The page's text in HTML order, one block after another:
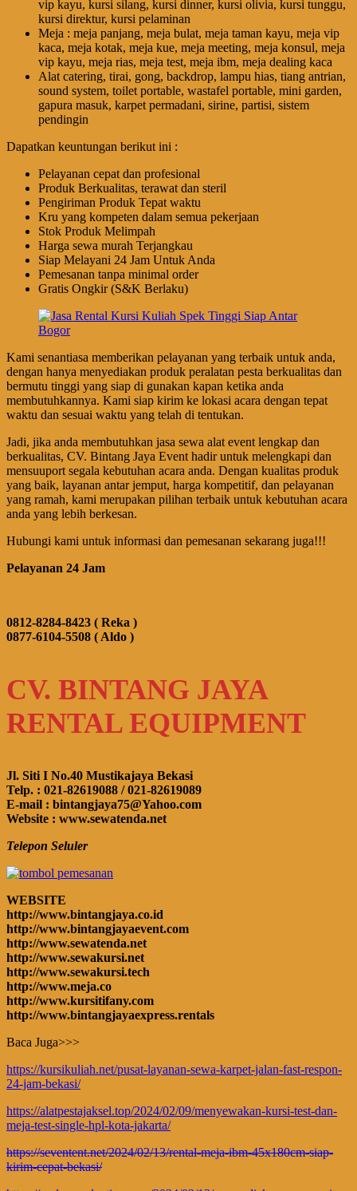
vip kayu, kursi silang, kursi dinner, kursi olivia, kursi tunggu,
kursi direktur, kursi pelaminan
Meja : meja panjang, meja bulat, meja taman kayu, meja vip
kaca, meja kotak, meja kue, meja meeting, meja konsul, meja
vip kayu, meja rias, meja test, meja ibm, meja dealing kaca
Alat catering, tirai, gong, backdrop, lampu hias, tiang antrian,
sound system, toilet portable, wastafel portable, mini garden,
gapura masuk, karpet permadani, sirine, partisi, sistem
pendingin
Dapatkan keuntungan berikut ini :
Pelayanan cepat dan profesional
Produk Berkualitas, terawat dan steril
Pengiriman Produk Tepat waktu
Kru yang kompeten dalam semua pekerjaan
Stok Produk Melimpah
Harga sewa murah Terjangkau
Siap Melayani 24 Jam Untuk Anda
Pemesanan tanpa minimal order
Gratis Ongkir (S&K Berlaku)
Kami senantiasa memberikan pelayanan yang terbaik untuk anda,
dengan hanya menyediakan produk peralatan pesta berkualitas dan
bermutu tinggi yang siap di gunakan kapan ketika anda
membutuhkannya. Kami siap kirim ke lokasi acara dengan tepat
waktu dan sesuai waktu yang telah di tentukan.
Jadi, jika anda membutuhkan jasa sewa alat event lengkap dan
berkualitas, CV. Bintang Jaya Event hadir untuk melengkapi dan
mensuuport segala kebutuhan acara anda. Dengan kualitas produk
yang baik, layanan antar jemput, harga kompetitif, dan pelayanan
yang ramah, kami merupakan pilihan terbaik untuk kebutuhan acara
anda yang lebih berkesan.
Hubungi kami untuk informasi dan pemesanan sekarang juga!!!
Pelayanan 24 Jam
0812-8284-8423 ( Reka )
0877-6104-5508 ( Aldo )
CV. BINTANG JAYA
RENTAL EQUIPMENT
Jl. Siti I No.40 Mustikajaya Bekasi
Telp. : 021-82619088 / 021-82619089
E-mail : bintangjaya75@Yahoo.com
Website : www.sewatenda.net
Telepon Seluler
WEBSITE
http://www.bintangjaya.co.id
http://www.bintangjayaevent.com
http://www.sewatenda.net
http://www.sewakursi.net
http://www.sewakursi.tech
http://www.meja.co
http://www.kursitifany.com
http://www.bintangjayaexpress.rentals
Baca Juga>>>
https://kursikuliah.net/pusat-layanan-sewa-karpet-jalan-fast-respon-
24-jam-bekasi/
https://alatpestajaksel.top/2024/02/09/menyewakan-kursi-test-dan-
meja-test-single-hpl-kota-jakarta/
https://seventent.net/2024/02/13/rental-meja-ibm-45x180cm-siap-
kirim-cepat-bekasi/